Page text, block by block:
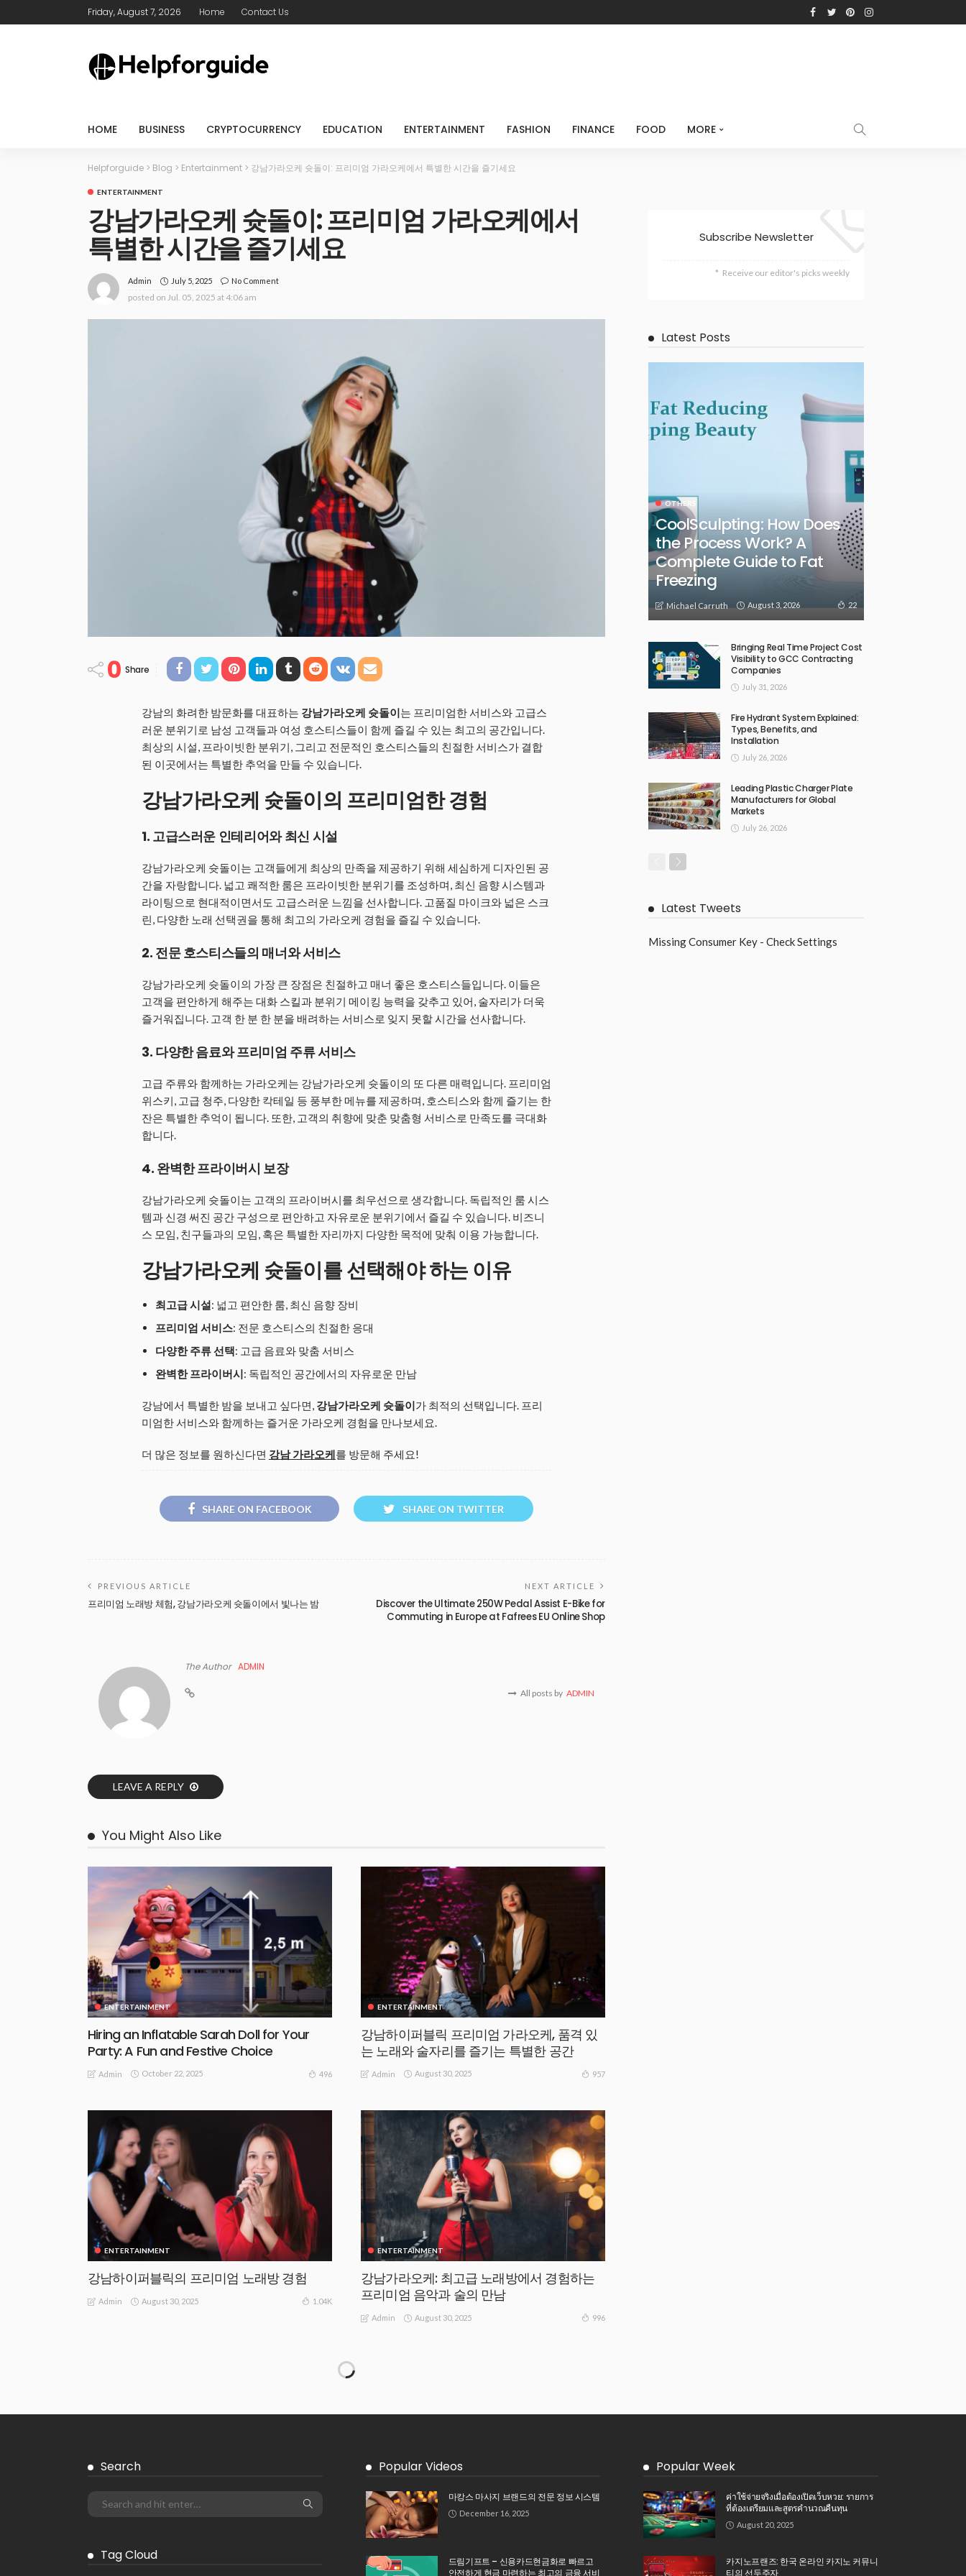
Friday, August 7, 2026 Home Contact Us
HOME BUSINESS CRYPTOCURRENCY EDUCATION ENTERTAINMENT FASHION FINANCE FOOD MORE
Helpforguide > Blog > Entertainment > 강남가라오케 슛돌이: 프리미엄 가라오케에서 특별한 시간을 즐기세요
ENTERTAINMENT
강남가라오케 슛돌이: 프리미엄 가라오케에서
특별한 시간을 즐기세요
Admin July 5, 2025 No Comment
posted on Jul. 05, 2025 at 4:06 am
0 Share
강남의 화려한 밤문화를 대표하는 강남가라오케 슛돌이는 프리미엄한 서비스와 고급스
러운 분위기로 남성 고객들과 여성 호스티스들이 함께 즐길 수 있는 최고의 공간입니다.
최상의 시설, 프라이빗한 분위기, 그리고 전문적인 호스티스들의 친절한 서비스가 결합
된 이곳에서는 특별한 추억을 만들 수 있습니다.
강남가라오케 슛돌이의 프리미엄한 경험
1. 고급스러운 인테리어와 최신 시설
강남가라오케 슛돌이는 고객들에게 최상의 만족을 제공하기 위해 세심하게 디자인된 공
간을 자랑합니다. 넓고 쾌적한 룸은 프라이빗한 분위기를 조성하며, 최신 음향 시스템과
라이팅으로 현대적이면서도 고급스러운 느낌을 선사합니다. 고품질 마이크와 넓은 스크
린, 다양한 노래 선택권을 통해 최고의 가라오케 경험을 즐길 수 있습니다.
2. 전문 호스티스들의 매너와 서비스
강남가라오케 슛돌이의 가장 큰 장점은 친절하고 매너 좋은 호스티스들입니다. 이들은
고객을 편안하게 해주는 대화 스킬과 분위기 메이킹 능력을 갖추고 있어, 술자리가 더욱
즐거워집니다. 고객 한 분 한 분을 배려하는 서비스로 잊지 못할 시간을 선사합니다.
3. 다양한 음료와 프리미엄 주류 서비스
고급 주류와 함께하는 가라오케는 강남가라오케 슛돌이의 또 다른 매력입니다. 프리미엄
위스키, 고급 청주, 다양한 칵테일 등 풍부한 메뉴를 제공하며, 호스티스와 함께 즐기는 한
잔은 특별한 추억이 됩니다. 또한, 고객의 취향에 맞춘 맞춤형 서비스로 만족도를 극대화
합니다.
4. 완벽한 프라이버시 보장
강남가라오케 슛돌이는 고객의 프라이버시를 최우선으로 생각합니다. 독립적인 룸 시스
템과 신경 써진 공간 구성으로 편안하고 자유로운 분위기에서 즐길 수 있습니다. 비즈니
스 모임, 친구들과의 모임, 혹은 특별한 자리까지 다양한 목적에 맞춰 이용 가능합니다.
강남가라오케 슛돌이를 선택해야 하는 이유
최고급 시설: 넓고 편안한 룸, 최신 음향 장비
프리미엄 서비스: 전문 호스티스의 친절한 응대
다양한 주류 선택: 고급 음료와 맞춤 서비스
완벽한 프라이버시: 독립적인 공간에서의 자유로운 만남
강남에서 특별한 밤을 보내고 싶다면, 강남가라오케 슛돌이가 최적의 선택입니다. 프리
미엄한 서비스와 함께하는 즐거운 가라오케 경험을 만나보세요.
더 많은 정보를 원하신다면 강남 가라오케를 방문해 주세요!
SHARE ON FACEBOOK SHARE ON TWITTER
PREVIOUS ARTICLE
프리미엄 노래방 체험, 강남가라오케 슛돌이에서 빛나는 밤
NEXT ARTICLE
Discover the Ultimate 250W Pedal Assist E-Bike for
Commuting in Europe at Fafrees EU Online Shop
The Author ADMIN
All posts by ADMIN
LEAVE A REPLY
You Might Also Like
ENTERTAINMENT
Hiring an Inflatable Sarah Doll for Your
Party: A Fun and Festive Choice
Admin October 22, 2025 496
ENTERTAINMENT
강남하이퍼블릭 프리미엄 가라오케, 품격 있
는 노래와 술자리를 즐기는 특별한 공간
Admin August 30, 2025 957
ENTERTAINMENT
강남하이퍼블릭의 프리미엄 노래방 경험
Admin August 30, 2025 1.04K
ENTERTAINMENT
강남가라오케: 최고급 노래방에서 경험하는
프리미엄 음악과 술의 만남
Admin August 30, 2025 996
Subscribe Newsletter
Receive our editor's picks weekly
Latest Posts
OTHERS
CoolSculpting: How Does
the Process Work? A
Complete Guide to Fat
Freezing
Michael Carruth August 3, 2026 22
Bringing Real Time Project Cost
Visibility to GCC Contracting
Companies
July 31, 2026
Fire Hydrant System Explained:
Types, Benefits, and
Installation
July 26, 2026
Leading Plastic Charger Plate
Manufacturers for Global
Markets
July 26, 2026
Latest Tweets
Missing Consumer Key - Check Settings
Search
Tag Cloud
Popular Videos
마캉스 마사지 브랜드의 전문 정보 시스템
December 16, 2025
드림기프트 – 신용카드현금화로 빠르고
안전하게 현금 마련하는 최고의 금융 서비
Popular Week
ค่าใช้จ่ายจริงเมื่อต้องเปิดเว็บหวย: รายการ
ที่ต้องเตรียมและสูตรคำนวณคืนทุน
August 20, 2025
카지노프랜즈: 한국 온라인 카지노 커뮤니
티의 선두주자